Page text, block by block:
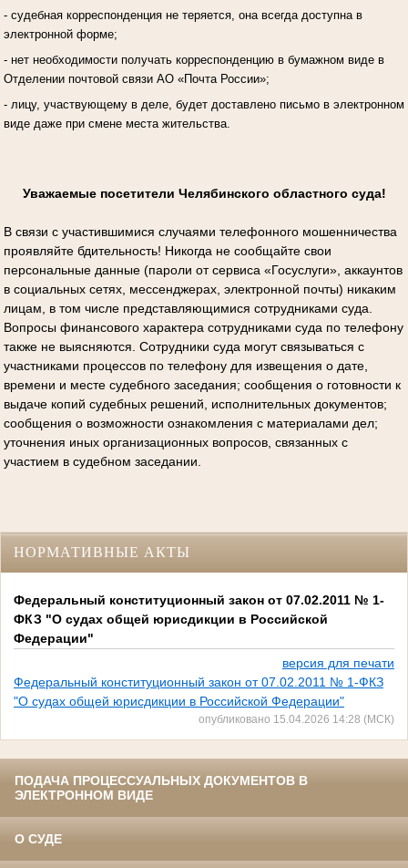
- судебная корреспонденция не теряется, она всегда доступна в
электронной форме;
- нет необходимости получать корреспонденцию в бумажном виде в
Отделении почтовой связи АО «Почта России»;
- лицу, участвующему в деле, будет доставлено письмо в электронном
виде даже при смене места жительства.
Уважаемые посетители Челябинского областного суда!
В связи с участившимися случаями телефонного мошенничества
проявляйте бдительность! Никогда не сообщайте свои
персональные данные (пароли от сервиса «Госуслуги», аккаунтов
в социальных сетях, мессенджерах, электронной почты) никаким
лицам, в том числе представляющимися сотрудниками суда.
Вопросы финансового характера сотрудниками суда по телефону
также не выясняются. Сотрудники суда могут связываться с
участниками процессов по телефону для извещения о дате,
времени и месте судебного заседания; сообщения о готовности к
выдаче копий судебных решений, исполнительных документов;
сообщения о возможности ознакомления с материалами дел;
уточнения иных организационных вопросов, связанных с
участием в судебном заседании.
НОРМАТИВНЫЕ АКТЫ
Федеральный конституционный закон от 07.02.2011 № 1-
ФКЗ "О судах общей юрисдикции в Российской
Федерации"
версия для печати
Федеральный конституционный закон от 07.02.2011 № 1-ФКЗ
"О судах общей юрисдикции в Российской Федерации"
опубликовано 15.04.2026 14:28 (МСК)
ПОДАЧА ПРОЦЕССУАЛЬНЫХ ДОКУМЕНТОВ В
ЭЛЕКТРОННОМ ВИДЕ
О СУДЕ